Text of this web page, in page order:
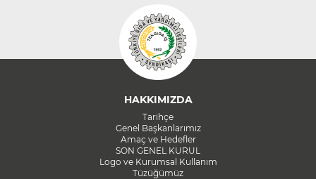
HAKKIMIZDA
Tarihçe
Genel Başkanlarımız
Amaç ve Hedefler
SON GENEL KURUL
Logo ve Kurumsal Kullanım
Tüzüğümüz